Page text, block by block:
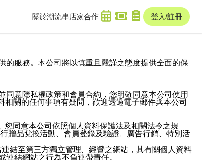
關於潮流串 店家合作 登入/註冊
的服務。本公司將以慎重且嚴謹之態度提供全面的保
意隱私權政策和會員合約，您明確同意本公司使用
關的任何事項有疑問，歡迎透過電子郵件與本公司
同意本公司依照個人資料保護法及相關法令之規
贈品兌換活動、會員登錄及驗證、廣告行銷、特別活
結至第三方獨立管理、經營之網站，其有關個人資料
結網站之行為不負連帶責任。